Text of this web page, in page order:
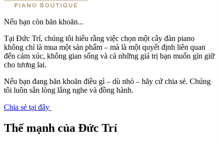
Nếu bạn còn băn khoăn...
Tại Đức Trí, chúng tôi hiểu rằng việc chọn một cây đàn piano
không chỉ là mua một sản phẩm – mà là một quyết định liên quan
đến cảm xúc, không gian sống và cả những giá trị bạn muốn gìn giữ
cho tương lai.
Nếu bạn đang băn khoăn điều gì – dù nhỏ – hãy cứ chia sẻ. Chúng
tôi luôn sẵn lòng lắng nghe và đồng hành.
Chia sẻ tại đây
Thế mạnh của Đức Trí